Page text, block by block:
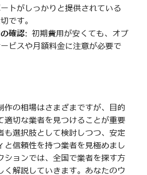
トがしっかりと提供されている
です。
確認: 初期費用が安くても、オプ
ビスや月額料金に注意が必要で
作の相場はさまざまですが、目的
適切な業者を見つけることが重要
も選択肢として検討しつつ、安定
と信頼性を持つ業者を見極めまし
ションでは、全国で業者を探す方
く解説していきます。あなたのウ